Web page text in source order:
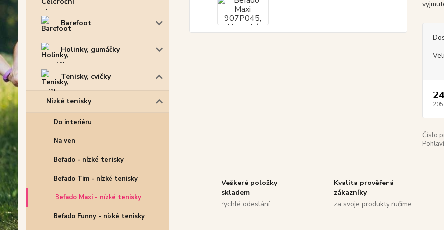
Barefoot
Holinky, gumáčky
Tenisky, cvičky
Nízké tenisky
Do interiéru
Na ven
Befado - nízké tenisky
Befado Tim - nízké tenisky
Befado Maxi - nízké tenisky
Befado Funny - nízké tenisky
Číslo
Veškeré položky
skladem
rychlé odeslání
Kvalita prověřená
zákazníky
za svoje produkty ručíme